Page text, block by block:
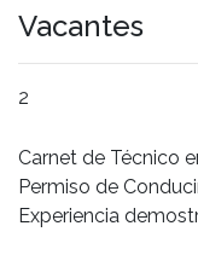
Vacantes
2
Carnet de Técnico
Permiso de
Experiencia